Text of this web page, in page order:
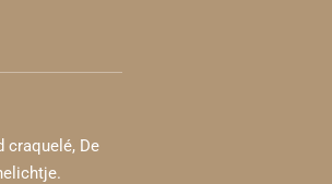
craquelé, De